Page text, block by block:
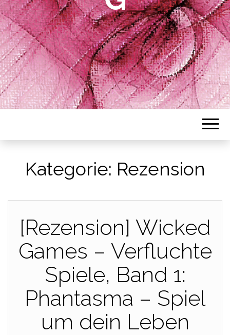
Kategorie: Rezension
[Rezension] Wicked
Games – Verfluchte
Spiele, Band 1:
Phantasma – Spiel
um dein Leben